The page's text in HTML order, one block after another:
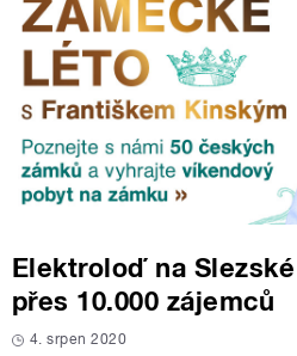
Elektroloď na
přes 10.000 zájemců
4. srpen 2020